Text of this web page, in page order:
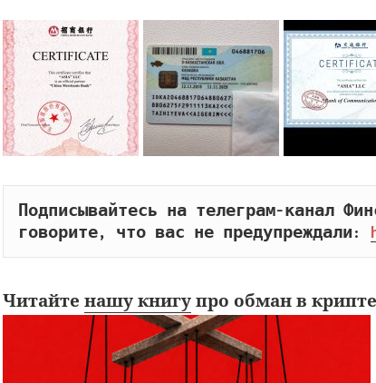
Подписывайтесь на телеграм-канал
говорите, что вас не предупреждали:
Читайтенашу книгупро обман в